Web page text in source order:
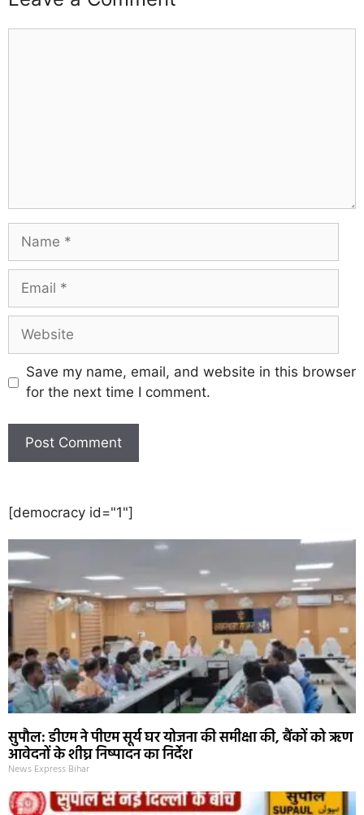
Save my name, email, and website in this browser
for the next time I comment.
[democracy id="1"]
सुपौल: डीएम ने पीएम सूर्य घर योजना की समीक्षा की, बैंकों को ऋण
आवेदनों के शीघ्र निष्पादन का निर्देश
News Express Bihar